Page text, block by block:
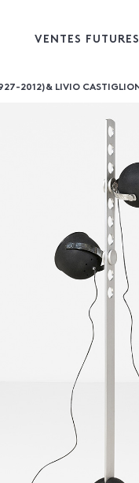
VENTES FUTURES
2012)& LIVIO